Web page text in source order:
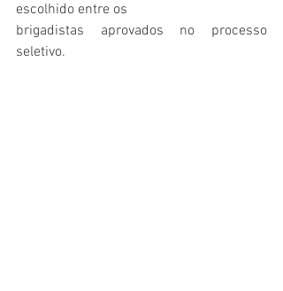
escolhido entre os
brigadistas aprovados no processo
seletivo.